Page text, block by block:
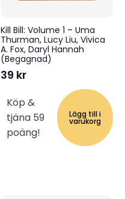
Kill Bill: Volume 1 – Uma
Thurman, Lucy Liu, Vivica
A. Fox, Daryl Hannah
(Begagnad)
39 kr
Köp &
tjäna 59
poäng!
Lägg till i
varukorg